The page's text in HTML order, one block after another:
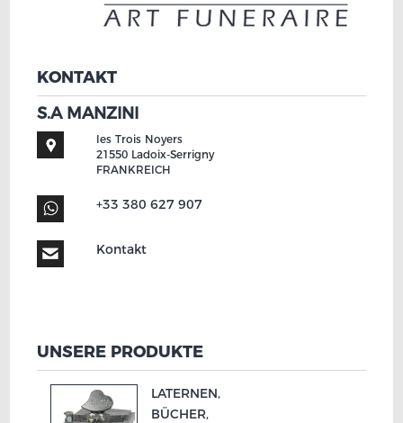
KONTAKT
S.A MANZINI
les Trois Noyers
21550 Ladoix-Serrigny
FRANKREICH
+33 380 627 907
Kontakt
UNSERE PRODUKTE
LATERNEN,
BÜCHER,